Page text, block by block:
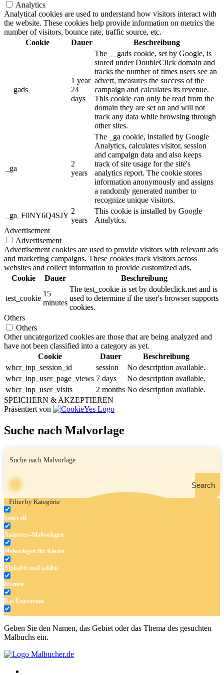
Analytics
Analytical cookies are used to understand how visitors interact with
the website. These cookies help provide information on metrics the
number of visitors, bounce rate, traffic source, etc.
Cookie
Dauer Beschreibung
__gads
1 year
24
days
The __gads cookie, set by Google, is
stored under DoubleClick domain and
tracks the number of times users see an
advert, measures the success of the
campaign and calculates its revenue.
This cookie can only be read from the
domain they are set on and will not
track any data while browsing through
other sites.
_ga
2
years
The _ga cookie, installed by Google
Analytics, calculates visitor, session
and campaign data and also keeps
track of site usage for the site's
analytics report. The cookie stores
information anonymously and assigns
a randomly generated number to
recognize unique visitors.
_ga_F0NY6Q4SJY
2
years
This cookie is installed by Google
Analytics.
Advertisement
Advertisement
Advertisement cookies are used to provide visitors with relevant ads
and marketing campaigns. These cookies track visitors across
websites and collect information to provide customized ads.
Cookie
Dauer Beschreibung
test_cookie
15
minutes
The test_cookie is set by doubleclick.net and is
used to determine if the user's browser supports
cookies.
Others
Others
Other uncategorized cookies are those that are being analyzed and
have not been classified into a category as yet.
Cookie
Dauer
Beschreibung
wbcr_inp_session_id
session
No description available.
wbcr_inp_user_page_views 7 days
No description available.
wbcr_inp_user_visits
2 months No description available.
SPEICHERN & AKZEPTIEREN
Präsentiert von
Suche nach Malvorlage
Search
Filter by Kategórie
Select all
Antistress-Malvorlagen
Malvorlagen für Kinder
Alphabet und zahlen
Blumen
Das Universum
Dinosaurier
Früchte und Gemüse
Frühling und Ostern
Geben Sie den Namen, das Gebiet oder das Thema des gesuchten
Malbuchs ein.